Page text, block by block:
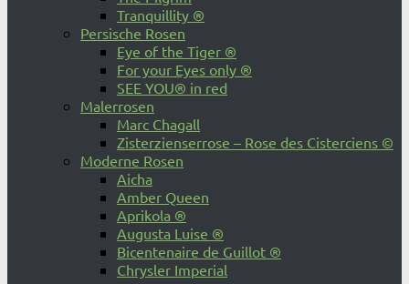
Tranquillity ®
Persische Rosen
Eye of the Tiger ®
For your Eyes only ®
SEE YOU® in red
Malerrosen
Marc Chagall
Zisterzienserrose – Rose des Cisterciens ©
Moderne Rosen
Aicha
Amber Queen
Aprikola ®
Augusta Luise ®
Bicentenaire de Guillot ®
Chrysler Imperial